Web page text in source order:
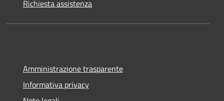
Richiesta assistenza
Amministrazione trasparente
Informativa privacy